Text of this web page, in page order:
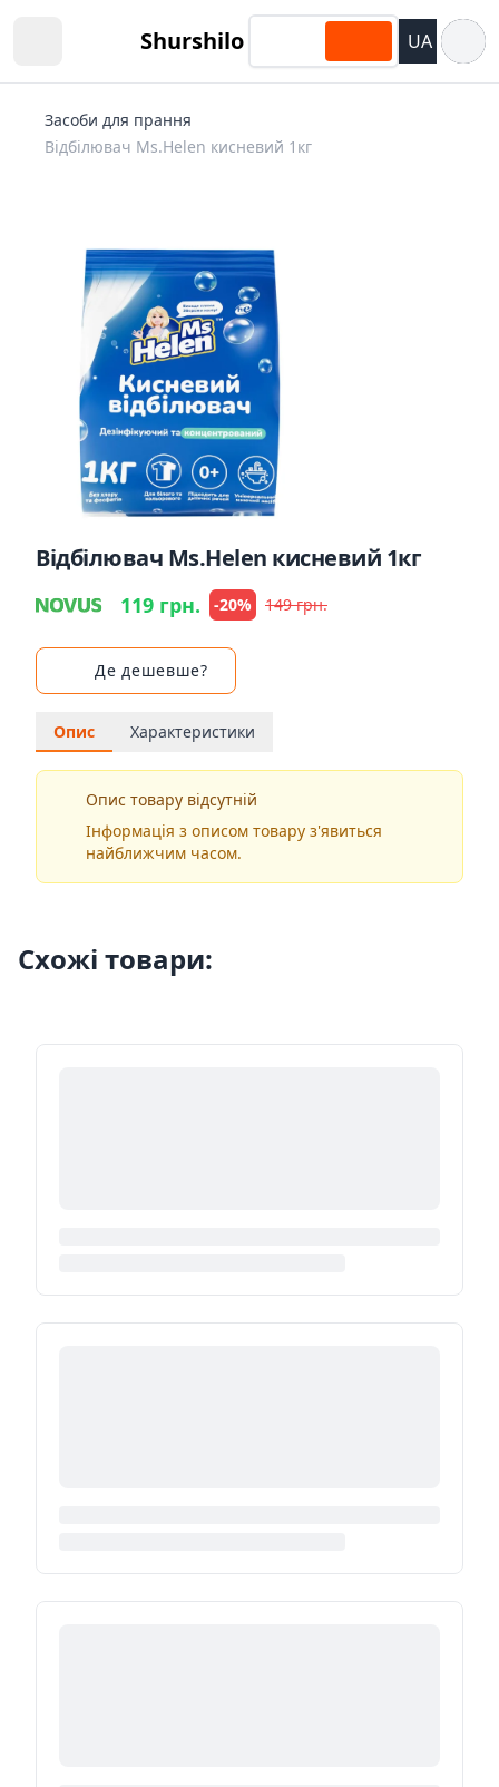
Shurshilo UA
Засоби для прання
Відбілювач Ms.Helen кисневий 1кг
Відбілювач Ms.Helen кисневий 1кг
119 грн. -20% 149 грн.
Де дешевше?
Опис Характеристики
Опис товару відсутній
Інформація з описом товару з'явиться
найближчим часом.
Схожі товари: